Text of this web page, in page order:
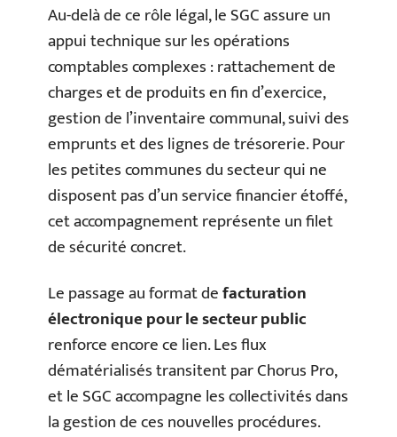
Au-delà de ce rôle légal, le SGC assure un
appui technique sur les opérations
comptables complexes : rattachement de
charges et de produits en fin d’exercice,
gestion de l’inventaire communal, suivi des
emprunts et des lignes de trésorerie. Pour
les petites communes du secteur qui ne
disposent pas d’un service financier étoffé,
cet accompagnement représente un filet
de sécurité concret.
Le passage au format defacturation
électronique pour le secteur public
renforce encore ce lien. Les flux
dématérialisés transitent par Chorus Pro,
et le SGC accompagne les collectivités dans
la gestion de ces nouvelles procédures.